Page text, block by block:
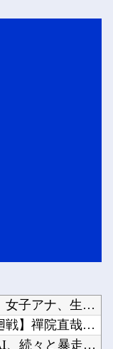
【画像】女子アナ、生放送で高校時代の制服を着てしまうｗｗｗｗｗｗｗｗｗｗｗｗｗｗｗ他
【呪術廻戦】禪院直哉と真人って、性格も作中での行いも末路も似たような二人なのに人気に差があ...
各社のAI、続々と暴走 勝手に人間のフリをしてサイバー攻撃を仕掛ける事件が相次ぐ他